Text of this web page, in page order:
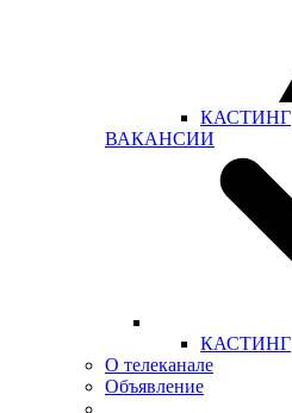
КАСТИНГ
ВАКАНСИИ
КАСТИНГ
О телеканале
Объявление